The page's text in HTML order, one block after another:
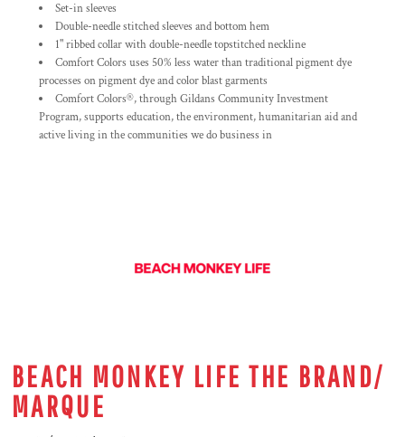
Set-in sleeves
Double-needle stitched sleeves and bottom hem
1" ribbed collar with double-needle topstitched neckline
Comfort Colors uses 50% less water than traditional pigment dye
processes on pigment dye and color blast garments
Comfort Colors®, through Gildans Community Investment
Program, supports education, the environment, humanitarian aid and
active living in the communities we do business in
BEACH MONKEY LIFE THE BRAND/
MARQUE